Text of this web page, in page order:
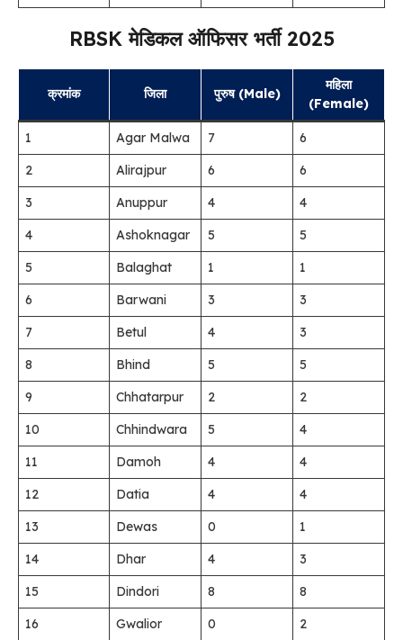
RBSK मेडिकल ऑफिसर भर्ती 2025
क्रमांक जिला पुरुष (Male)
महिला
(Female)
1 Agar Malwa 7
6
2
Alirajpur 6
6
3
Anuppur 4
4
4
Ashoknagar 5
5
5
Balaghat 1
1
6
Barwani 3
3
7
Betul 4
3
8
Bhind 5
5
9
Chhatarpur 2
2
10
Chhindwara 5
4
11
Damoh 4
4
12
Datia 4
4
13
Dewas 0
1
14
Dhar 4
3
15
Dindori 8
8
16
Gwalior 0 2